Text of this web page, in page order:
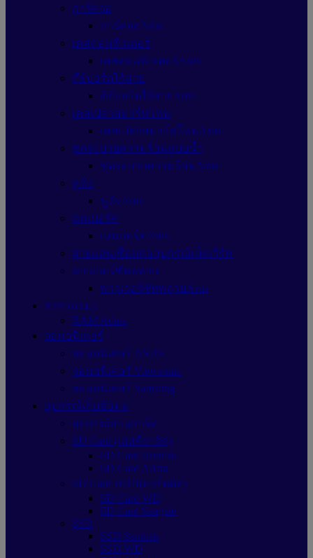
การ์ดจอ
การ์ดจอAsus
เคสคอมพิวเตอร์
เคสคอมพิวเตอร์Asus
คีย์บอร์ดไร้สาย
คีย์บอร์ดไร้สายAsus
เคสเปล่าสมาร์ทโฟน
เคสเปล่าสมาร์ทโฟนAsus
ชุดระบายความร้อนแบบน้ำ
ชุดระบายความร้อนAsus
หูฟัง
หูฟังAsus
เมนบอร์ด
เมนบอร์ดAsus
สายแลนเชื่อมต่ออุปกรณ์เน็ตเวิร์ค
พาวเวอร์ซัพพลาย
พาวเวอร์ซัพพลายAsus
Ram (แรม)
RAM Adata
จอมอนิเตอร์
จอมอนิเตอร์ ASUS
จอมอนิเตอร์ Viewsonic
จอมอนิเตอร์ Samsung
อุปกรณ์เก็บข้อมูล
อุปกรณ์อ่านการ์ด
SD Card (เอสดีการ์ด)
SD Card Sandisk
SD Card Adata
SD Card HDD(ฮาร์ดดิส)
SD Card WD
SD Card Seagate
SSD
SSD Sandisk
SSD WD